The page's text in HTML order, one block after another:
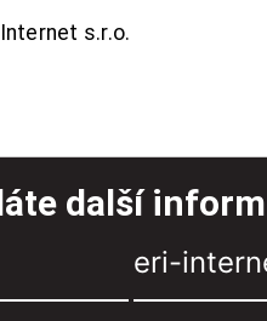
s.r.o.
další
eri-